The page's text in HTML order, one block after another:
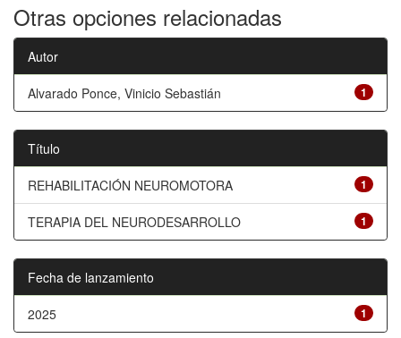
Otras opciones relacionadas
Autor
1
Alvarado Ponce, Vinicio Sebastián
Título
1
REHABILITACIÓN NEUROMOTORA
1
TERAPIA DEL NEURODESARROLLO
Fecha de lanzamiento
1
2025